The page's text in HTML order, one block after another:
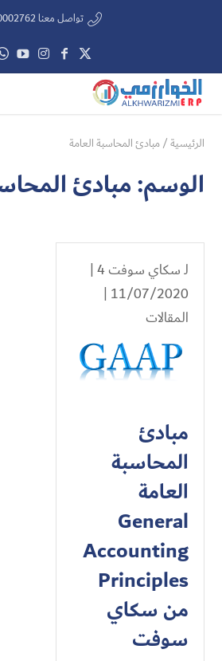
تواصل معنا 920002762
الرئيسية/مبادئ المحاسبة العامة
الوسم:مبادئ
لـسكاي سوفت 4
|
11/07/2020 |
المقالات
مبادئ
المحاسبة
العامة
General
Accounting
Principles
من سكاي
سوفت